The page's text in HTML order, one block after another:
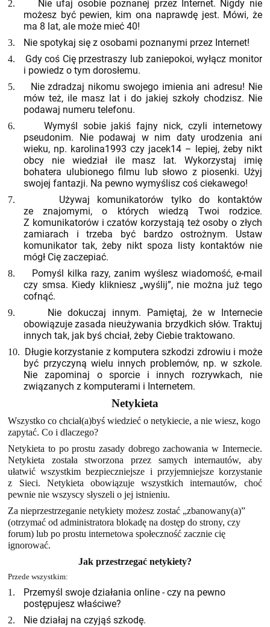
2.
Nie ufaj osobie poznanej przez Internet. Nigdy nie
możesz być pewien, kim ona naprawdę jest. Mówi, że
ma 8 lat, ale może mieć 40!
3. Nie spotykaj się z osobami poznanymi przez Internet!
4.
Gdy coś Cię przestraszy lub zaniepokoi, wyłącz monitor
i powiedz o tym dorosłemu.
5.
Nie zdradzaj nikomu swojego imienia ani adresu! Nie
mów też, ile masz lat i do jakiej szkoły chodzisz. Nie
podawaj numeru telefonu.
6.
Wymyśl sobie jakiś fajny nick, czyli internetowy
pseudonim. Nie podawaj w nim daty urodzenia ani
wieku, np. karolina1993 czy jacek14 – lepiej, żeby nikt
obcy nie wiedział ile masz lat. Wykorzystaj imię
bohatera ulubionego filmu lub słowo z piosenki. Użyj
swojej fantazji. Na pewno wymyślisz coś ciekawego!
7.
Używaj komunikatorów tylko do kontaktów
ze znajomymi, o których wiedzą Twoi rodzice.
Z komunikatorów i czatów korzystają też osoby o złych
zamiarach i trzeba być bardzo ostrożnym. Ustaw
komunikator tak, żeby nikt spoza listy kontaktów nie
mógł Cię zaczepiać.
8.
Pomyśl kilka razy, zanim wyślesz wiadomość, e-mail
czy smsa. Kiedy klikniesz „wyślij”, nie można już tego
cofnąć.
9.
Nie dokuczaj innym. Pamiętaj, że w Internecie
obowiązuje zasada nieużywania brzydkich słów. Traktuj
innych tak, jak byś chciał, żeby Ciebie traktowano.
10. Długie korzystanie z komputera szkodzi zdrowiu i może
być przyczyną wielu innych problemów, np. w szkole.
Nie zapominaj o sporcie i innych rozrywkach, nie
związanych z komputerami i Internetem.
Netykieta
Wszystko co chciał(a)byś wiedzieć o netykiecie, a nie wiesz, kogo
zapytać. Co i dlaczego?
Netykieta to po prostu zasady dobrego zachowania w Internecie.
Netykieta została stworzona przez samych internautów, aby
ułatwić wszystkim bezpieczniejsze i przyjemniejsze korzystanie
z Sieci. Netykieta obowiązuje wszystkich internautów, choć
pewnie nie wszyscy słyszeli o jej istnieniu.
Za nieprzestrzeganie netykiety możesz zostać „zbanowany(a)”
(otrzymać od administratora blokadę na dostęp do strony, czy
forum) lub po prostu internetowa społeczność zacznie cię
ignorować.
Jak przestrzegać netykiety?
Przede wszystkim:
1.
Przemyśl swoje działania online - czy na pewno
postępujesz właściwe?
2. Nie działaj na czyjąś szkodę.